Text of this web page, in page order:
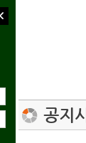
공지